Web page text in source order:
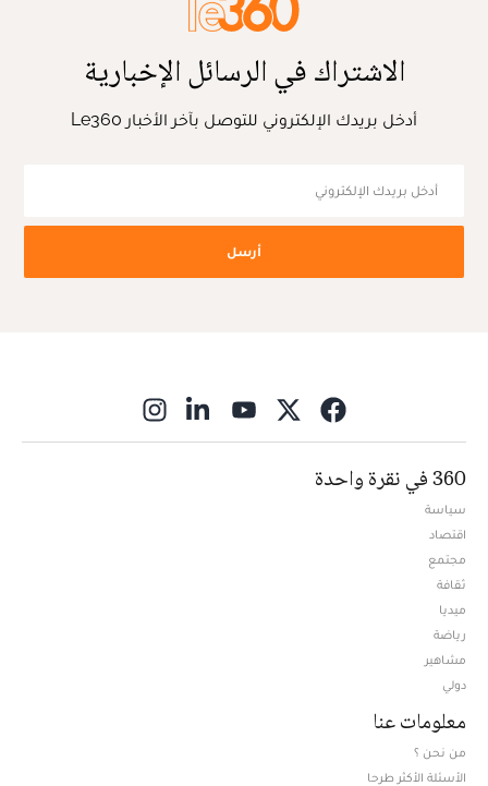
الاشتراك في الرسائل الإخبارية
أدخل بريدك الإلكتروني للتوصل بآخر الأخبار Le360
أرسل
360 في نقرة واحدة
سياسة
اقتصاد
مجتمع
ثقافة
ميديا
رياضة
مشاهير
دولي
معلومات عنا
من نحن ؟
الأسئلة الأكثر طرحا